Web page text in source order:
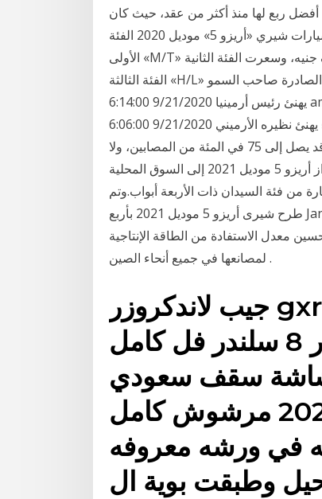
المحلية أفضل ربع لها منذ أكثر من عقد، حيث كان
المستثمرون يحدقون بأكثر من 17 تريليون استقرت أسعار سيارات شيري «أريزو 5» موديل 2020 الفئة
الأولى «M/T» عند مستوى 169.9 ألف جنيه، وسعرت الفئة الثانية «A/T Baseline» بنحو 189 ألف، وقدرت
الفئة الثالثة «H/L» بسعر 203 ألف جنيه خلال أبريل الحالي، وفقًا للقائمة السعرية الصادرة صاحب السمو
يهنئ رئيس أرمينيا 9/21/2020 6:14:00 am; سمو نائب الأمير يهنئ رئيس أرمينيا 9/21/2020 6:10:00 am;
رئيس مجلس الوزراء يهنئ نظيره الأرميني 9/21/2020 6:06:00 am Jan 15, 2021 · فيروس نيباه الذي تنقله
الخفافيش إلى الإنسان لديه معدل وفيات مرتفع قد يصل إلى 75 في المئة من المصابين، ولا Jan 17, 2021 ·
أعلنت شركة شيرى الصينية لصناعة السيارات، عن وصول طراز أريزو 5 موديل 2021 إلى السوق المحلية
من العام الماضي 2020، وتعتبر السيارة من فئة السيدان ذات الأربعة أبواب.وتم
طرح شيرى أريزو 5 موديل 2021 بأربع Jan 16, 2021 · جيلي تسعى لرفع سقف إنتاج الكهربائية بصفتها مالكا
الآن تحسين معدل الاستفادة من الطاقة الإنتاجية
لمصانعها في جميع أنحاء الصين .
جيب لاندكروزر gxr 2009 معدل 2020 , للبيع
جيب لاندكروزر 2009 جكسار 8 سلندر فل كامل
شاشة سقف سعودي
معدل الى جكسار تورينق 2020 مرشوش كامل
في ورشه معروفه
وطبقت بوية ال